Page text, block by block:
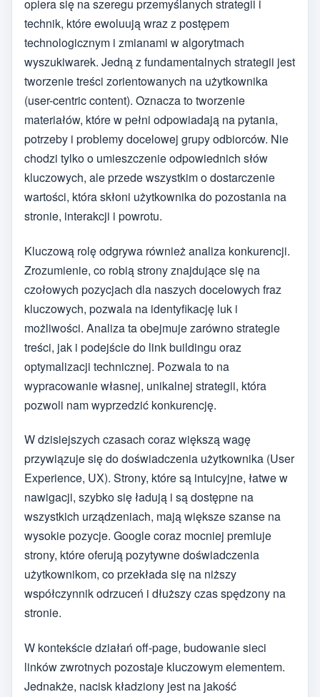
opiera się na szeregu przemyślanych strategii i
technik, które ewoluują wraz z postępem
technologicznym i zmianami w algorytmach
wyszukiwarek. Jedną z fundamentalnych strategii jest
tworzenie treści zorientowanych na użytkownika
(user-centric content). Oznacza to tworzenie
materiałów, które w pełni odpowiadają na pytania,
potrzeby i problemy docelowej grupy odbiorców. Nie
chodzi tylko o umieszczenie odpowiednich słów
kluczowych, ale przede wszystkim o dostarczenie
wartości, która skłoni użytkownika do pozostania na
stronie, interakcji i powrotu.
Kluczową rolę odgrywa również analiza konkurencji.
Zrozumienie, co robią strony znajdujące się na
czołowych pozycjach dla naszych docelowych fraz
kluczowych, pozwala na identyfikację luk i
możliwości. Analiza ta obejmuje zarówno strategie
treści, jak i podejście do link buildingu oraz
optymalizacji technicznej. Pozwala to na
wypracowanie własnej, unikalnej strategii, która
pozwoli nam wyprzedzić konkurencję.
W dzisiejszych czasach coraz większą wagę
przywiązuje się do doświadczenia użytkownika (User
Experience, UX). Strony, które są intuicyjne, łatwe w
nawigacji, szybko się ładują i są dostępne na
wszystkich urządzeniach, mają większe szanse na
wysokie pozycje. Google coraz mocniej premiuje
strony, które oferują pozytywne doświadczenia
użytkownikom, co przekłada się na niższy
współczynnik odrzuceń i dłuższy czas spędzony na
stronie.
W kontekście działań off-page, budowanie sieci
linków zwrotnych pozostaje kluczowym elementem.
Jednakże, nacisk kładziony jest na jakość